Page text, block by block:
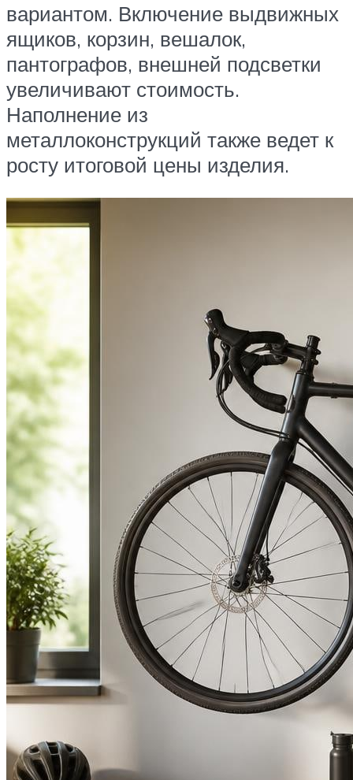
вариантом. Включение выдвижных
ящиков, корзин, вешалок,
пантографов, внешней подсветки
увеличивают стоимость.
Наполнение из
металлоконструкций также ведет к
росту итоговой цены изделия.